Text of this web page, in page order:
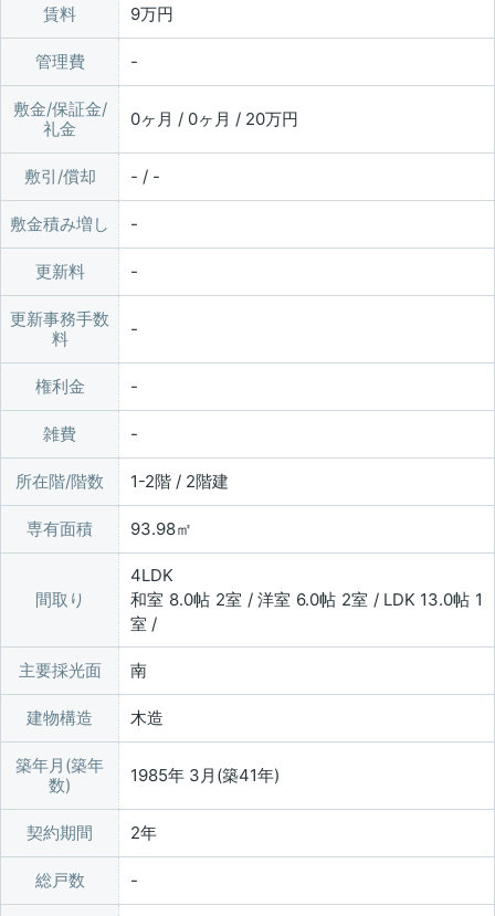
賃料 9万円
管理費
敷金/保証金/
礼金
0ヶ月 / 0ヶ月 / 20万円
敷引/償却 - / -
敷金積み増し
更新料
更新事務手数
料
権利金
雑費
所在階/階数 1-2階 / 2階建
専有面積 93.98㎡
間取り
4LDK
和室 8.0帖 2室 / 洋室 6.0帖 2室 / LDK 13.0帖 1
室 /
主要採光面 南
建物構造 木造
築年月(築年
数)
1985年 3月(築41年)
契約期間 2年
総戸数